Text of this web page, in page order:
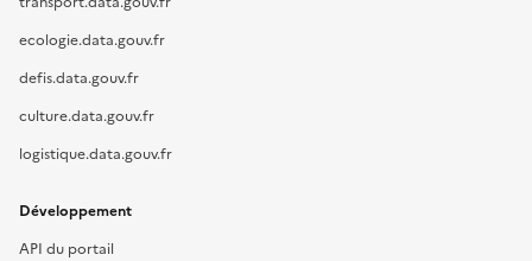
ecologie.data.gouv.fr
defis.data.gouv.fr
culture.data.gouv.fr
logistique.data.gouv.fr
Développement
API du portail